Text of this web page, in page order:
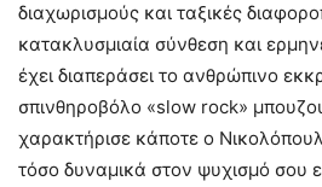
διαχωρισμούς και ταξικές
κατακλυσμιαία σύνθεση και
έχει διαπεράσει το ανθρώπινο
σπινθηροβόλο «slow rock»
χαρακτήρισε κάποτε ο
τόσο δυναμικά στον ψυχισμό σου